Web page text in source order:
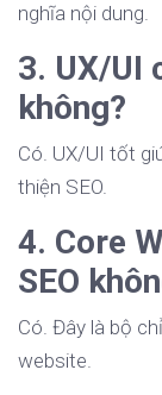
nghĩa nội dung.
3. UX/UI
không?
Có. UX/UI tốt
thiện SEO.
4. Core
SEO
Có. Đây là bộ
website.